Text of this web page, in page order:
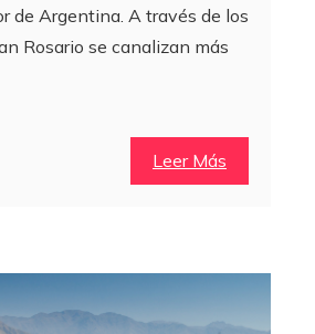
de Argentina. A través de los
Rosario se canalizan más
Leer Más